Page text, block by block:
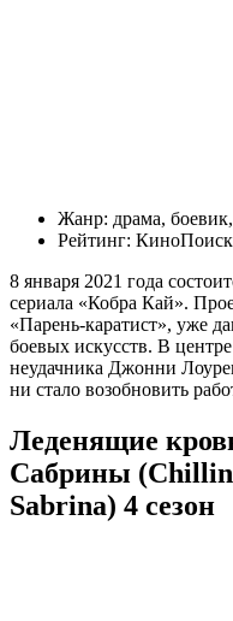
Жанр: драма,
Рейтинг:
8 января 2021 года
сериала «Кобра Кай».
«Парень-каратист», уже
боевых искусств. В
неудачника Джонни
ни стало возобновить
Леденящие
Сабрины
Sabrina) 4 сезон